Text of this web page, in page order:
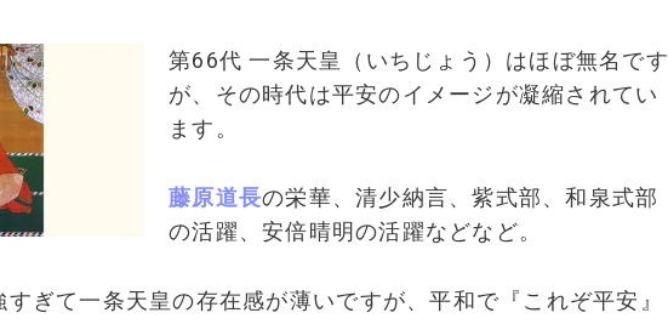
第66代 一条天皇（いちじょう）はほぼ無名です
が、その時代は平安のイメージが凝縮されてい
ます。
藤原道長の栄華、清少納言、紫式部、和泉式部
の活躍、安倍晴明の活躍などなど。
ぎて一条天皇の存在感が薄いですが、平和で『これぞ平安』